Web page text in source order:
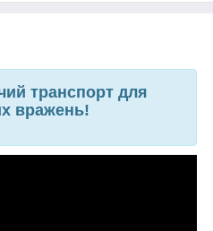
транспорт для
вражень!